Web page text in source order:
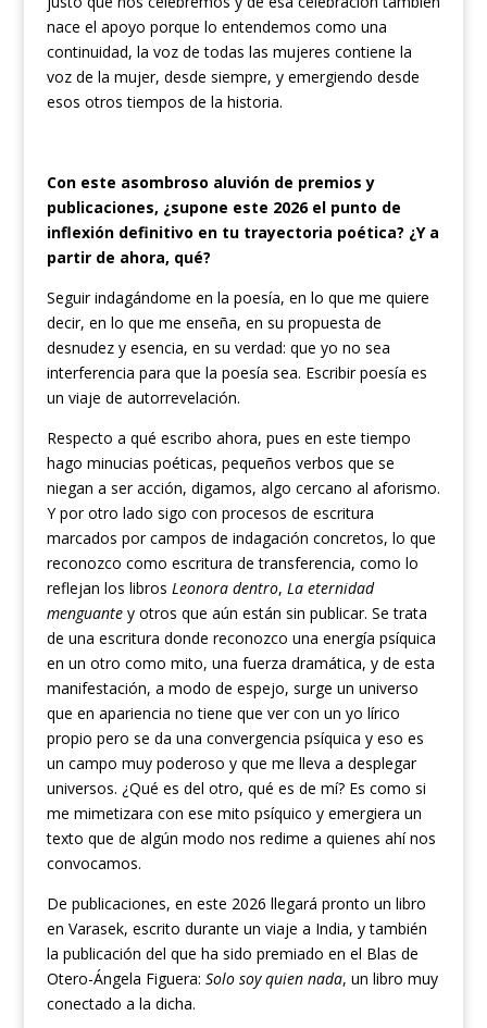
nace el apoyo porque lo entendemos como una
continuidad, la voz de todas las mujeres contiene la
voz de la mujer, desde siempre, y emergiendo desde
esos otros tiempos de la historia.
Con este asombroso aluvión de premios y
publicaciones, ¿supone este 2026 el punto de
inflexión definitivo en tu trayectoria poética? ¿Y a
partir de ahora, qué?
Seguir indagándome en la poesía, en lo que me quiere
decir, en lo que me enseña, en su propuesta de
desnudez y esencia, en su verdad: que yo no sea
interferencia para que la poesía sea. Escribir poesía es
un viaje de autorrevelación.
Respecto a qué escribo ahora, pues en este tiempo
hago minucias poéticas, pequeños verbos que se
niegan a ser acción, digamos, algo cercano al aforismo.
Y por otro lado sigo con procesos de escritura
marcados por campos de indagación concretos, lo que
reconozco como escritura de transferencia, como lo
reflejan los libros Leonora dentro, La eternidad
menguante y otros que aún están sin publicar. Se trata
de una escritura donde reconozco una energía psíquica
en un otro como mito, una fuerza dramática, y de esta
manifestación, a modo de espejo, surge un universo
que en apariencia no tiene que ver con un yo lírico
propio pero se da una convergencia psíquica y eso es
un campo muy poderoso y que me lleva a desplegar
universos. ¿Qué es del otro, qué es de mí? Es como si
me mimetizara con ese mito psíquico y emergiera un
texto que de algún modo nos redime a quienes ahí nos
convocamos.
De publicaciones, en este 2026 llegará pronto un libro
en Varasek, escrito durante un viaje a India, y también
la publicación del que ha sido premiado en el Blas de
Otero-Ángela Figuera: Solo soy quien nada, un libro muy
conectado a la dicha.